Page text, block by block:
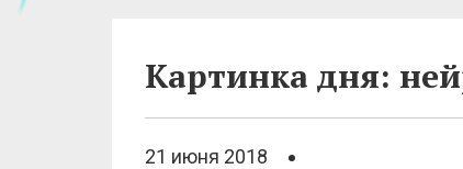
Картинка дня:
21 июня 2018